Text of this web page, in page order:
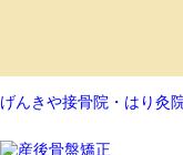
げんきや接骨院・はり灸